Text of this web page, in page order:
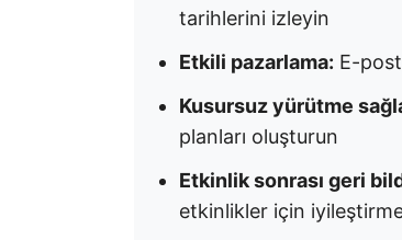
tarihlerini izleyin
Etkili pazarlama: E-
Kusursuz yürütme
planları oluşturun
Etkinlik sonrası geri
etkinlikler için